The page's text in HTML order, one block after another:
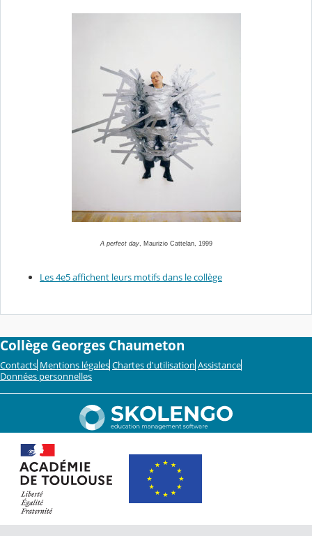
A perfect day, Maurizio Cattelan, 1999
Les 4e5 affichent leurs motifs dans le collège
Collège Georges Chaumeton
Contacts Mentions légales Chartes d'utilisation Assistance
Données personnelles